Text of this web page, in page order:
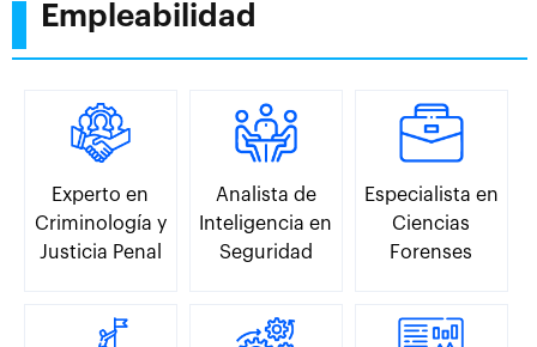
Empleabilidad
Experto en
Criminología y
Justicia Penal
Analista de
Inteligencia en
Seguridad
Especialista en
Ciencias
Forenses